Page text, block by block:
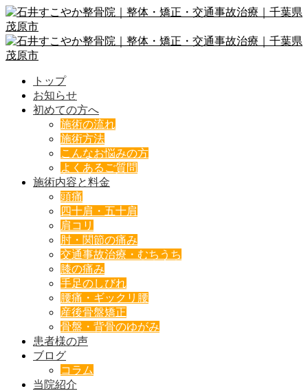
トップ
お知らせ
初めての方へ
施術の流れ
施術方法
こんなお悩みの方
よくあるご質問
施術内容と料金
頭痛
四十肩・五十肩
肩コリ
肘・関節の痛み
交通事故治療・むちうち
膝の痛み
手足のしびれ
腰痛・ギックリ腰
産後骨盤矯正
骨盤・背骨のゆがみ
患者様の声
ブログ
コラム
当院紹介